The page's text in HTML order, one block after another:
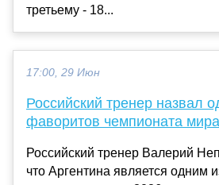
третьему - 18...
17:00, 29 Июн
Российский тренер назвал
фаворитов чемпионата мира
Российский тренер Валерий
что Аргентина является одним